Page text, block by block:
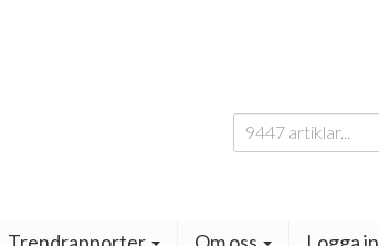
Sök
efter: